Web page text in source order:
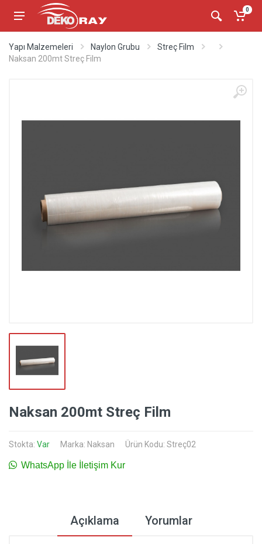
0
Yapı Malzemeleri Naylon Grubu
Streç Film
Naksan 200mt Streç Film
Naksan 200mt Streç Film
Stokta: Var Marka: Naksan Ürün Kodu: Streç02
WhatsApp İle İletişim Kur
Açıklama Yorumlar